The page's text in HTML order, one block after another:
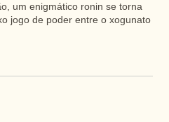
um enigmático ronin se torna
jogo de poder entre o xogunato